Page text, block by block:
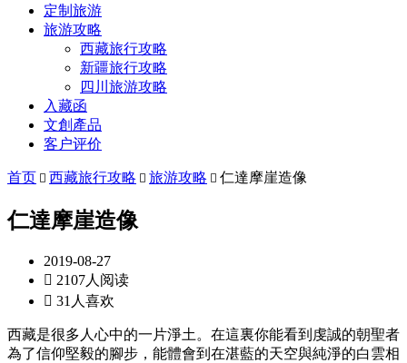
定制旅游
旅游攻略
西藏旅行攻略
新疆旅行攻略
四川旅游攻略
入藏函
文創產品
客户评价
首页  西藏旅行攻略  旅游攻略  仁達摩崖造像
仁達摩崖造像
2019-08-27
 2107人阅读
 31人喜欢
西藏是很多人心中的一片淨土。在這裏你能看到虔誠的朝聖者
為了信仰堅毅的腳步，能體會到在湛藍的天空與純淨的白雲相